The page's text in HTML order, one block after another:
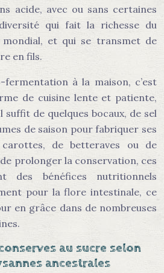
acide, avec ou sans certaines
qui fait la richesse du
et qui se transmet de
en fils.
à la maison, c’est
de cuisine lente et patiente,
de quelques bocaux, de sel
de saison pour fabriquer ses
de betteraves ou de
prolonger la conservation, ces
des bénéfices nutritionnels
pour la flore intestinale, ce
en grâce dans de nombreuses
au sucre selon
ancestrales